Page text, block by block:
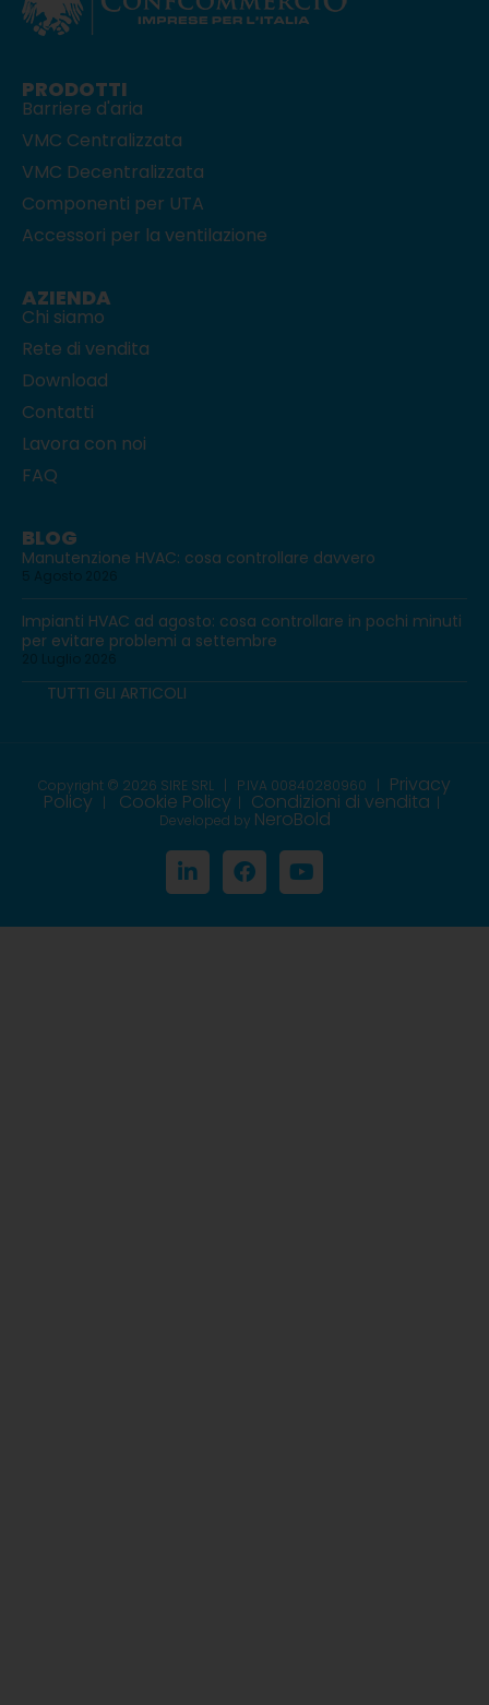
PRODOTTI
Barriere d'aria
VMC Centralizzata
VMC Decentralizzata
Componenti per UTA
Accessori per la ventilazione
AZIENDA
Chi siamo
Rete di vendita
Download
Contatti
Lavora con noi
FAQ
BLOG
Manutenzione HVAC: cosa controllare davvero
Impianti HVAC ad agosto: cosa controllare in pochi minuti
per evitare problemi a settembre
TUTTI GLI ARTICOLI
Copyright © 2026 SIRE SRL | P.IVA 00840280960 Privacy
Policy Cookie Policy Condizioni di vendita
Developed by NeroBold